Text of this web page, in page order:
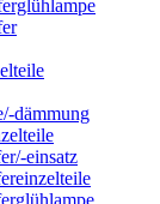
dämmung
einsatz